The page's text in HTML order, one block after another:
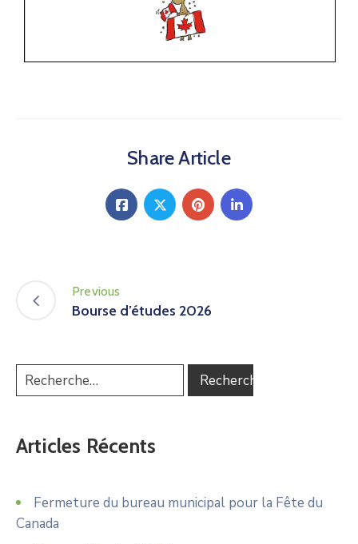
Share Article
Previous
Bourse d’études 2026
Articles Récents
Fermeture du bureau municipal pour la Fête du
Canada